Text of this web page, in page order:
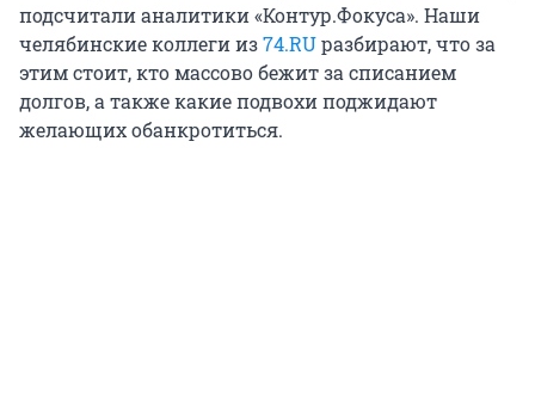
подсчитали аналитики «Контур.Фокуса». Наши
челябинские коллеги из74.RUразбирают, что за
этим стоит, кто массово бежит за списанием
долгов, а также какие подвохи поджидают
желающих обанкротиться.